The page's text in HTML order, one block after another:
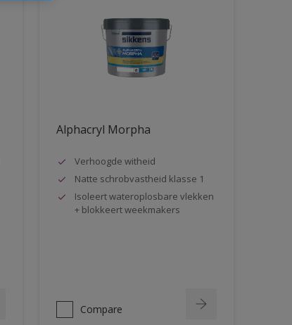
Alphacryl Morpha
Verhoogde witheid
Natte schrobvastheid klasse 1
Isoleert wateroplosbare vlekken
+ blokkeert weekmakers
Compare